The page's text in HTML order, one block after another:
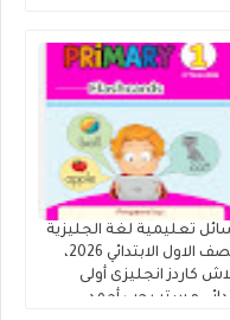
تعليمية لغة الجليزية
للصف الاول الابتدائي 2026،
كاردز انجليزى أولى
مستر رجب أحمد